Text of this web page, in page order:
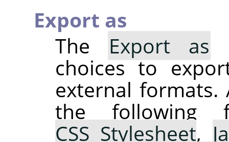
Export as
The Export as
choices to
external
the following
CSS Stylesheet,